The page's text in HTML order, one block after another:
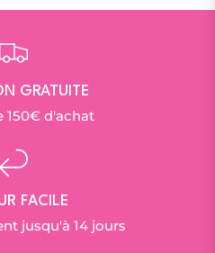
GRATUITE
150€ d'achat
FACILE
jusqu'à 14 jours